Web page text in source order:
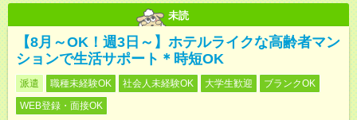
未読
【8月～OK！週3日～】ホテルライクな高齢者マン
ションで生活サポート＊時短OK
派遣 職種未経験OK 社会人未経験OK 大学生歓迎
ブランクOK
WEB登録・面接OK